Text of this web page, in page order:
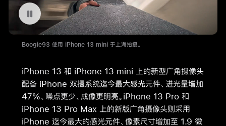
暂停播放视频 Boogie93 使用 iPhone 13 mini 于上海拍摄。
Boogie93 使用 iPhone 13 mini 于上海拍摄。
iPhone 13 和 iPhone 13 mini 上的新型广角摄像头
配备 iPhone 双摄系统迄今最大感光元件、进光量增加
47%、噪点更少、成像更明亮。iPhone 13 Pro 和
iPhone 13 Pro Max 上的新版广角摄像头则采用
iPhone 迄今最大的感光元件、像素尺寸增加至 1.9 微